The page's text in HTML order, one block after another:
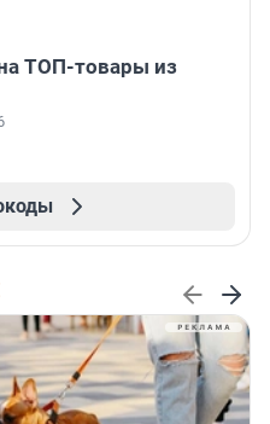
ТОП-товары из